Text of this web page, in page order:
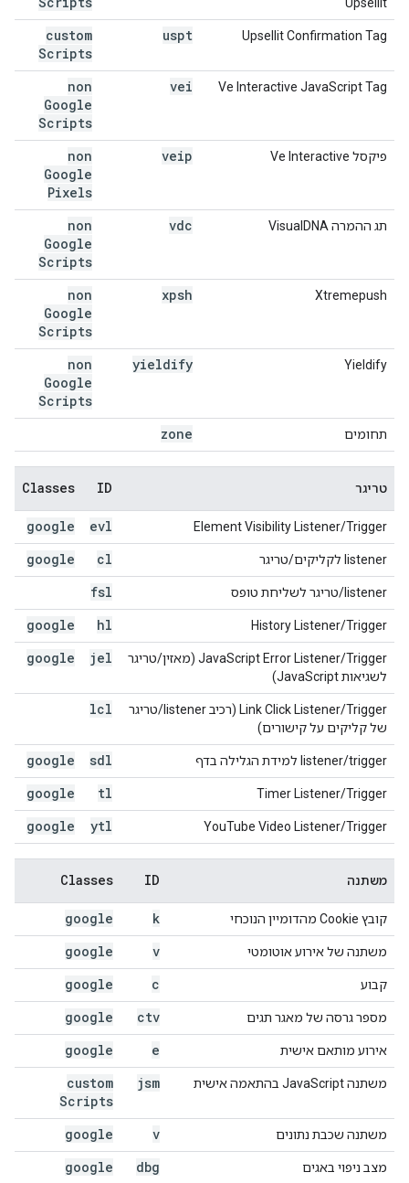
Upsellit Confirmation Tag
uspt
custom
Scripts
Ve Interactive JavaScript Tag
vei
non
Google
Scripts
פיקסל Ve Interactive veip
non
Google
Pixels
תג ההמרה VisualDNA vdc
non
Google
Scripts
Xtremepush
xpsh
non
Google
Scripts
Yieldify
yieldify
non
Google
Scripts
תחומים zone
טריגר ID
Classes
‫Element Visibility Listener/Trigger
evl
google
‫listener לקליקים/טריגר cl
google
‫listener/טריגר לשליחת טופס fsl
‫History Listener/Trigger
hl
google
‫JavaScript Error Listener/Trigger (מאזין/טריגר
לשגיאות JavaScript)
jel
google
‫Link Click Listener/Trigger (רכיב listener/טריגר
של קליקים על קישורים)
lcl
‫listener/trigger למידת הגלילה בדף sdl
google
‫Timer Listener/Trigger
tl
google
YouTube Video Listener/Trigger
ytl
google
משתנה ID
Classes
קובץ Cookie מהדומיין הנוכחי k
google
משתנה של אירוע אוטומטי v
google
קבוע c
google
מספר גרסה של מאגר תגים ctv
google
אירוע מותאם אישית e
google
משתנה JavaScript בהתאמה אישית jsm
custom
Scripts
משתנה שכבת נתונים v
google
מצב ניפוי באגים dbg
google